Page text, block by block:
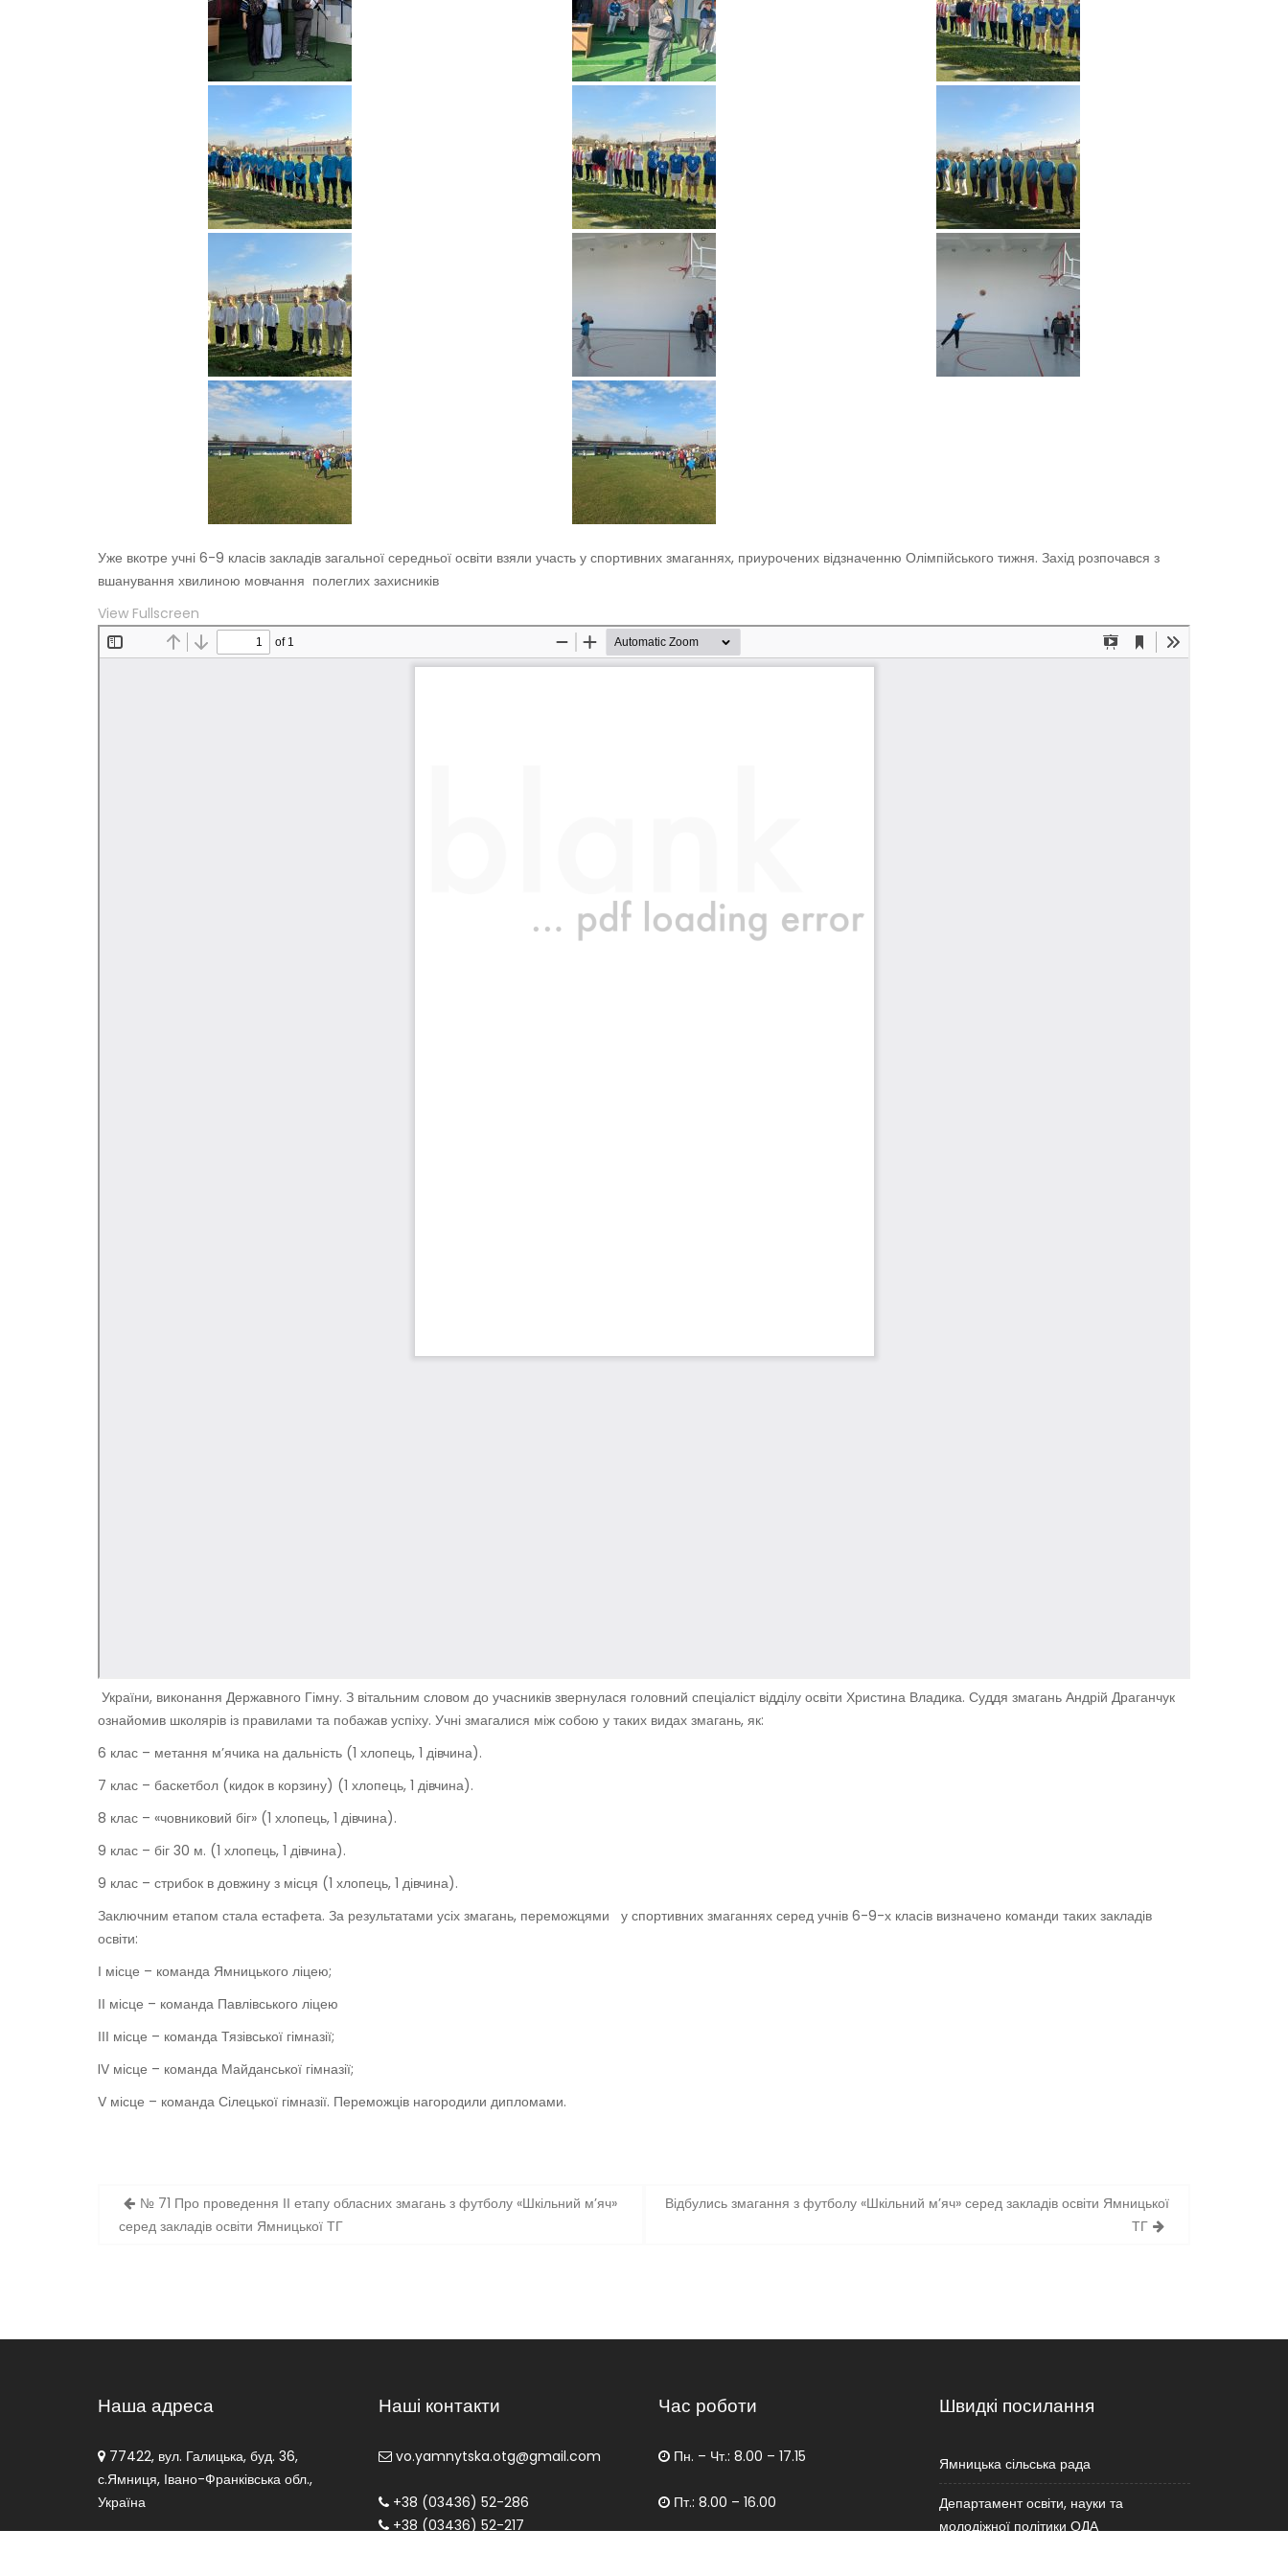
Уже вкотре учні 6-9 класів закладів загальної середньої освіти взяли участь у спортивних змаганнях, приурочених відзначенню Олімпійського тижня. Захід розпочався з
вшанування хвилиною мовчання полеглих захисників
View Fullscreen
України, виконання Державного Гімну. З вітальним словом до учасників звернулася головний спеціаліст відділу освіти Христина Владика. Суддя змагань Андрій Драганчук
ознайомив школярів із правилами та побажав успіху. Учні змагалися між собою у таких видах змагань, як:
6 клас – метання м’ячика на дальність (1 хлопець, 1 дівчина).
7 клас – баскетбол (кидок в корзину) (1 хлопець, 1 дівчина).
8 клас – «човниковий біг» (1 хлопець, 1 дівчина).
9 клас – біг 30 м. (1 хлопець, 1 дівчина).
9 клас – стрибок в довжину з місця (1 хлопець, 1 дівчина).
Заключним етапом стала естафета. За результатами усіх змагань, переможцями у спортивних змаганнях серед учнів 6-9-х класів визначено команди таких закладів
освіти:
І місце – команда Ямницького ліцею;
ІІ місце – команда Павлівського ліцею
ІІІ місце – команда Тязівської гімназії;
IV місце – команда Майданської гімназії;
V місце – команда Сілецької гімназії. Переможців нагородили дипломами.
Навігація
записів
№ 71 Про проведення ІІ етапу обласних змагань з футболу «Шкільний м’яч»
серед закладів освіти Ямницької ТГ
Відбулись змагання з футболу «Шкільний м’яч» серед закладів освіти Ямницької
ТГ
Наша адреса
77422, вул. Галицька, буд. 36,
с.Ямниця, Івано-Франківська обл.,
Україна
Наші контакти
vo.yamnytska.otg@gmail.com
+38 (03436) 52-286
+38 (03436) 52-217
Час роботи
Пн. – Чт.: 8.00 – 17.15
Пт.: 8.00 – 16.00
Швидкі посилання
Ямницька сільська рада
Департамент освіти, науки та
молодіжної політики ОДА